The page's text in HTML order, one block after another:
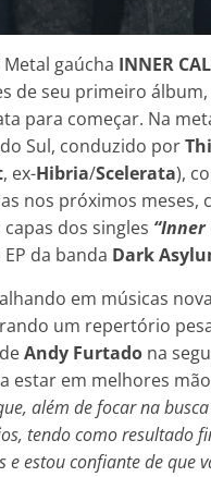
gaúcha INNER
de seu primeiro
para começar. Na
Sul, conduzido por
, ex-Hibria/Scelerata),
nos próximos
dos singles
da banda Dark
em músicas
um repertório
Andy Furtado na
estar em melhores
além de focar na
tendo como resultado
e estou confiante de que